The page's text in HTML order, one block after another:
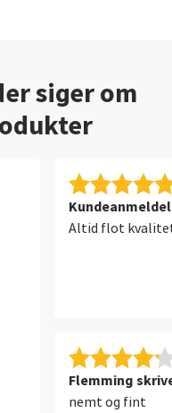
siger om
Altid flot
Flemming
nemt og fint